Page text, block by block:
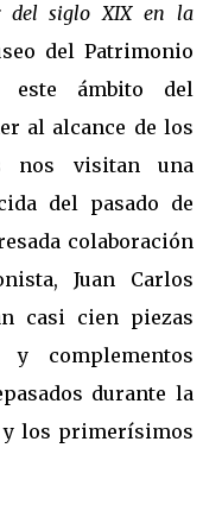
del siglo XIX en la
del Patrimonio
este ámbito del
al alcance de los
nos visitan una
del pasado de
colaboración
Juan Carlos
casi cien piezas
y complementos
durante la
y los primerísimos